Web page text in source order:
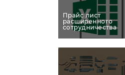
Прайс лист
расширенного
сотрудничества